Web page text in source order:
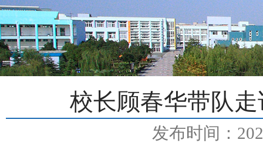
校长顾春华带队
发布时间：